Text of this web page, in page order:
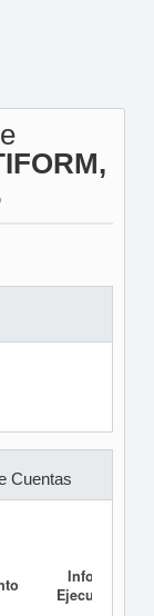
Cuentas
Informe
Ejecutivo